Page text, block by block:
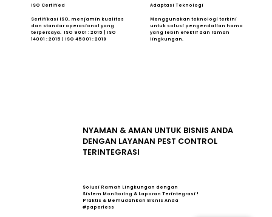
NYAMAN & AMAN UNTUK BISNIS ANDA
DENGAN LAYANAN PEST CONTROL
TERINTEGRASI
Solusi Ramah Lingkungan dengan
Sistem Monitoring & Laporan Terintegrasi !
Praktis & Memudahkan Bisnis Anda
#paperless
Adaptasi Teknologi
Menggunakan teknologi terkini
untuk solusi pengendalian hama
yang lebih efektif dan ramah
lingkungan.
ISO Certified
Sertifikasi ISO, menjamin kualitas
dan standar operasional yang
terpercaya. ISO 9001 : 2015 | ISO
14001 : 2015 | ISO 45001 : 2018